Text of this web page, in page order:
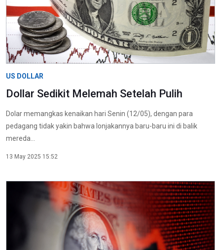
US DOLLAR
Dollar Sedikit Melemah Setelah Pulih
Dolar memangkas kenaikan hari Senin (12/05), dengan para
pedagang tidak yakin bahwa lonjakannya baru-baru ini di balik
mereda...
13 May 2025 15:52